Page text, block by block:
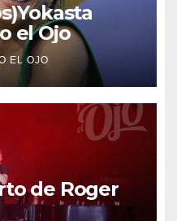
el Ojo
EL OJO
de Roger